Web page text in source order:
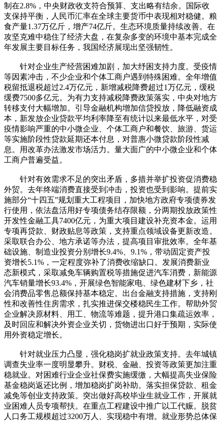
制在2.8%，中央财政收支符合预算、支出略有结余。国际收
支保持平衡，人民币汇率在全球主要货币中表现相对稳健。粮
食产量1.37万亿斤，增产74亿斤。生态环境质量持续改善。在
攻坚克难中稳住了经济大盘，在复杂多变的环境中基本完成全
年发展主要目标任务，我国经济展现出坚强韧性。
针对企业生产经营困难加剧，加大纾困支持力度。受疫情
等因素冲击，不少企业和个体工商户遇到特殊困难。全年增值
税留抵退税超过2.4万亿元，新增减税降费超过1万亿元，缓税
缓费7500多亿元。为有力支持减税降费政策落实，中央对地方
转移支付大幅增加。引导金融机构增加信贷投放，降低融资成
本，新发放企业贷款平均利率降至有统计以来最低水平，对受
疫情影响严重的中小微企业、个体工商户和餐饮、旅游、货运
等实施阶段性贷款延期还本付息，对普惠小微贷款阶段性减
息。用改革办法激发市场活力。量大面广的中小微企业和个体
工商户普遍受益。
针对有效需求不足的突出矛盾，多措并举扩投资促消费稳
外贸。去年终端消费直接受到冲击，投资也受到影响。提前实
施部分“十四五”规划重大工程项目，加快地方政府专项债券发
行使用，依法盘活用好专项债务结存限额，分两期投放政策性
开发性金融工具7400亿元，为重大项目建设补充资本金。运用
专项再贷款、财政贴息等政策，支持重点领域设备更新改造。
采取联合办公、地方承诺等办法，提高项目审批效率。全年基
础设施、制造业投资分别增长9.4%、9.1%，带动固定资产投
资增长5.1%，一定程度弥补了消费收缩缺口。发展消费新业
态新模式，采取减免车辆购置税等措施促进汽车消费，新能源
汽车销量增长93.4%，开展绿色智能家电、绿色建材下乡，社
会消费品零售总额保持基本稳定。出台金融支持措施，支持刚
性和改善性住房需求，扎实推进保交楼稳民生工作。帮助外贸
企业解决原材料、用工、物流等难题，提升港口集疏运效率，
及时回应和解决外资企业关切，货物进出口好于预期，实际使
用外资稳定增长。
针对就业压力凸显，强化稳岗扩就业政策支持。去年城镇
调查失业率一度明显攀升。财税、金融、投资等政策更加注重
稳就业。对困难行业企业社保费实施缓缴，大幅提高失业保险
基金稳岗返还比例，增加稳岗扩岗补助。落实担保贷款、租金
减免等创业支持政策。突出做好高校毕业生就业工作，开展就
业困难人员专项帮扶。在重点工程建设中推广以工代赈。脱贫
人口务工规模超过3200万人、实现稳中有增。就业形势总体保